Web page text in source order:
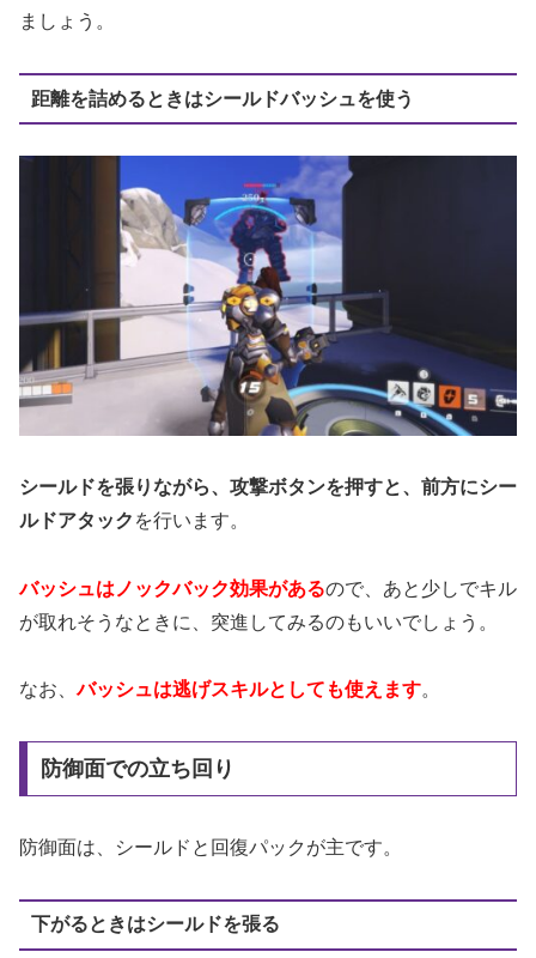
ましょう。
距離を詰めるときはシールドバッシュを使う
シールドを張りながら、攻撃ボタンを押すと、前方にシー
ルドアタック を行います。
バッシュはノックバック効果があるので、あと少しでキル
が取れそうなときに、突進してみるのもいいでしょう。
なお、バッシュは逃げスキルとしても使えます。
防御面での立ち回り
防御面は、シールドと回復パックが主です。
下がるときはシールドを張る